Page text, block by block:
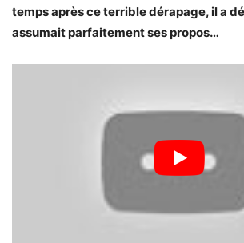
temps après ce terrible dérapage, il a
assumait parfaitement ses propos…